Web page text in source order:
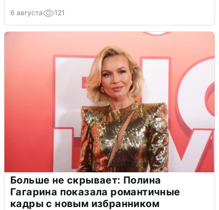
6 августа 121
Больше не скрывает: Полина
Гагарина показала романтичные
кадры с новым избранником